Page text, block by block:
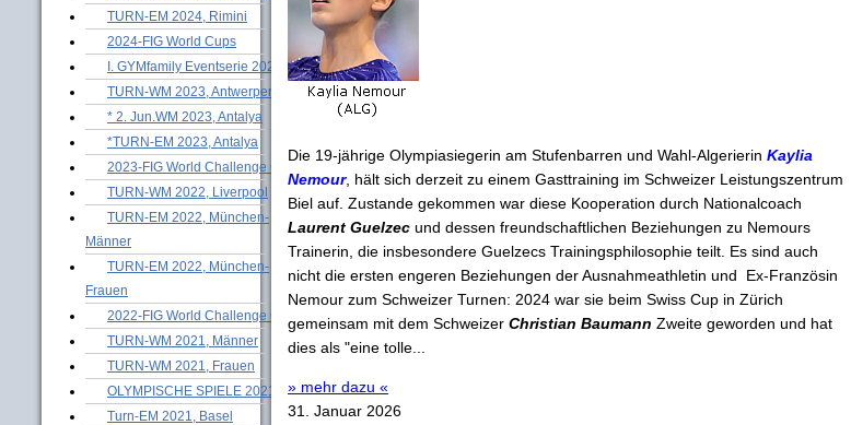
TURN-EM 2024, Rimini
2024-FIG World Cups
I. GYMfamily Eventserie 2024
TURN-WM 2023, Antwerpen
* 2. Jun.WM 2023, Antalya
*TURN-EM 2023, Antalya
2023-FIG World Challenge Cups
TURN-WM 2022, Liverpool
TURN-EM 2022, München-
Männer
TURN-EM 2022, München-
Frauen
2022-FIG World Challenge Cups
TURN-WM 2021, Männer
TURN-WM 2021, Frauen
OLYMPISCHE SPIELE 2021
Turn-EM 2021, Basel
Die 19-jährige Olympiasiegerin am Stufenbarren und Wahl-Algerierin Kaylia
Nemour, hält sich derzeit zu einem Gasttraining im Schweizer Leistungszentrum
Biel auf. Zustande gekommen war diese Kooperation durch Nationalcoach
Laurent Guelzec und dessen freundschaftlichen Beziehungen zu Nemours
Trainerin, die insbesondere Guelzecs Trainingsphilosophie teilt. Es sind auch
nicht die ersten engeren Beziehungen der Ausnahmeathletin und Ex-Französin
Nemour zum Schweizer Turnen: 2024 war sie beim Swiss Cup in Zürich
gemeinsam mit dem Schweizer Christian Baumann Zweite geworden und hat
dies als "eine tolle...
» mehr dazu «
31. Januar 2026